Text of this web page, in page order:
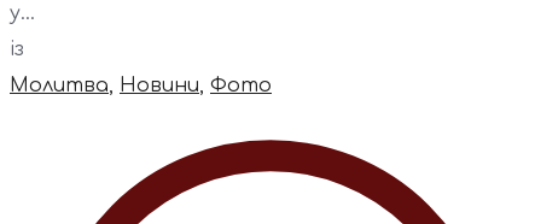
у...
із
Молитва, Новини, Фото